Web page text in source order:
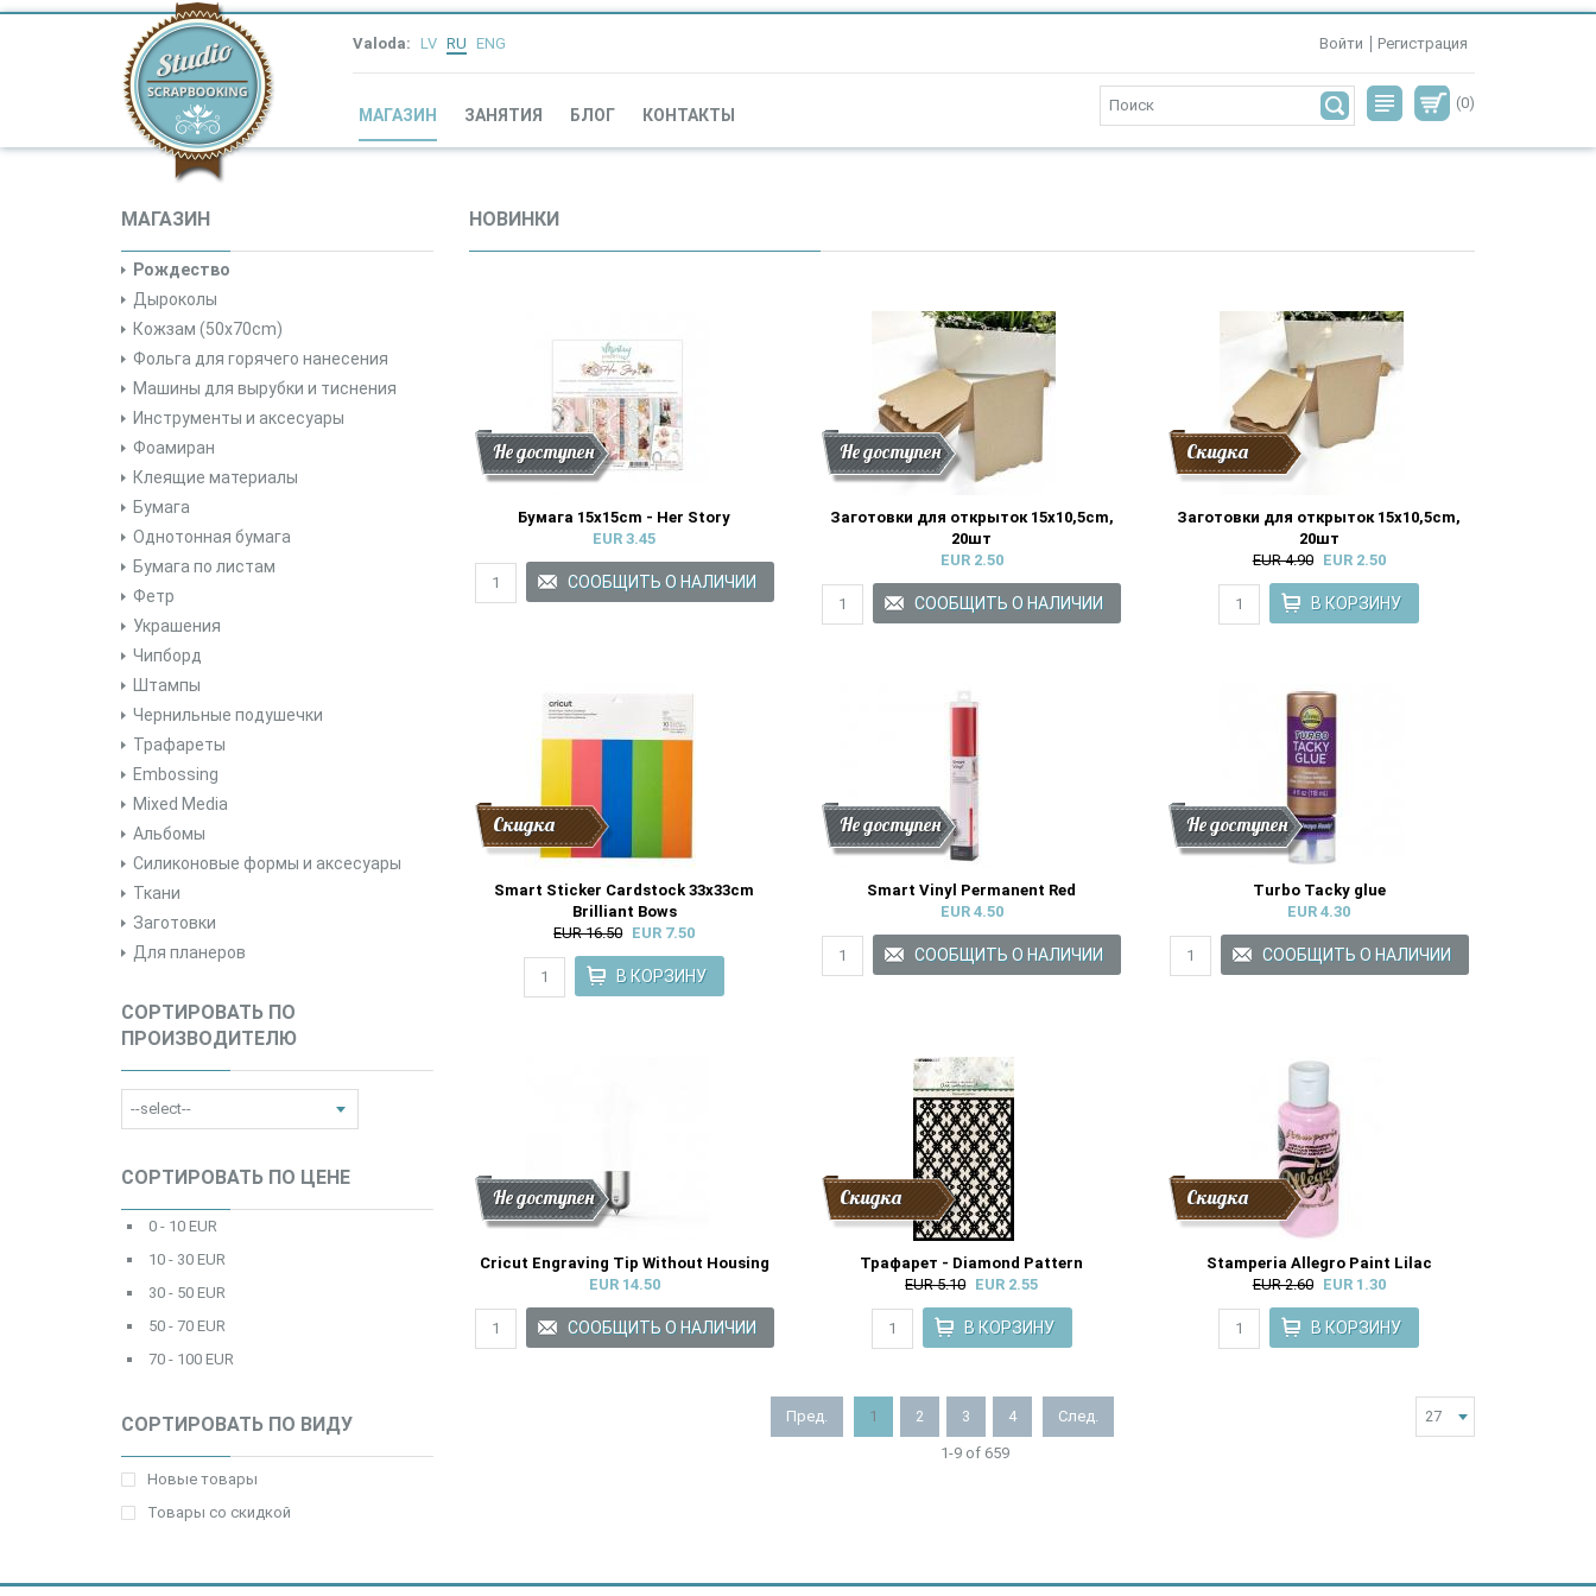
Valoda: LV RU ENG Войти Регистрация
МАГАЗИН ЗАНЯТИЯ БЛОГ КОНТАКТЫ
(0)
МАГАЗИН
Рождество
Дыроколы
Кожзам (50x70cm)
Фольга для горячего нанесения
Машины для вырубки и тиснения
Инструменты и аксесуары
Фоамиран
Клеящие материалы
Бумага
Однотонная бумага
Бумага по листам
Фетр
Украшения
Чипборд
Штампы
Чернильные подушечки
Трафареты
Embossing
Mixed Media
Альбомы
Силиконовые формы и аксесуары
Ткани
Заготовки
Для планеров
СОРТИРОВАТЬ ПО
ПРОИЗВОДИТЕЛЮ
СОРТИРОВАТЬ ПО ЦЕНЕ
0 - 10 EUR
10 - 30 EUR
30 - 50 EUR
50 - 70 EUR
70 - 100 EUR
СОРТИРОВАТЬ ПО ВИДУ
Новые товары
Товары со скидкой
НОВИНКИ
Скидка
Новинки
Не доступен
Бумага 15x15cm - Her Story
EUR 3.45
Скидка
Новинки
Не доступен
Заготовки для открыток 15x10,5cm,
20шт
EUR 2.50
Скидка
Заготовки для открыток 15x10,5cm,
20шт
EUR 4.90
EUR 2.50
Скидка
Smart Sticker Cardstock 33x33cm
Brilliant Bows
EUR 16.50 EUR 7.50
Скидка
Новинки
Не доступен
Smart Vinyl Permanent Red
EUR 4.50
Скидка
Новинки
Не доступен
Turbo Tacky glue
EUR 4.30
Скидка
Новинки
Не доступен
Cricut Engraving Tip Without Housing
EUR 14.50
Скидка
Трафарет - Diamond Pattern
EUR 5.10 EUR 2.55
Скидка
Stamperia Allegro Paint Lilac
EUR 2.60
EUR 1.30
Пред. 1 2 3 4 След.
1-9 of 659